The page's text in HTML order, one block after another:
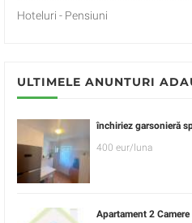
Hoteluri - Pensiuni
ULTIMELE ANUNTURI
închiriez garsonieră
400 eur/luna
Apartament 2